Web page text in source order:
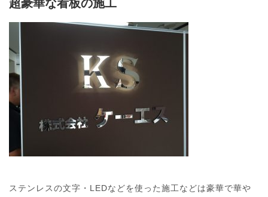
超豪華な看板の施工
ステンレスの文字・LEDなどを使った施工などは豪華で華や